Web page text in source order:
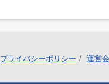
プライバシーポリシー 運営